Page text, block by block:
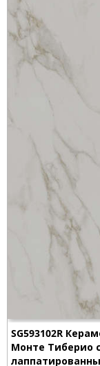
SG593102R
Монте Тиберио